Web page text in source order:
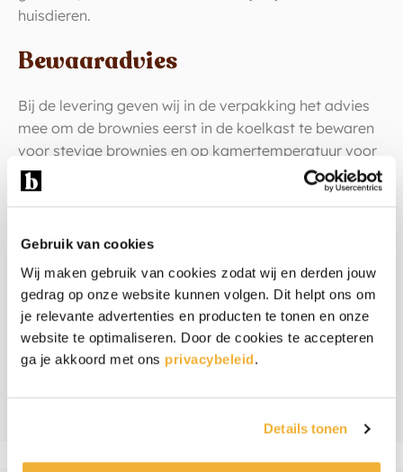
Gebruik van cookies
Wij maken gebruik van cookies zodat wij en derden jouw
gedrag op onze website kunnen volgen. Dit helpt ons om
je relevante advertenties en producten te tonen en onze
website te optimaliseren. Door de cookies te accepteren
ga je akkoord met ons privacybeleid.
Details tonen
huisdieren.
Bewaaradvies
Bij de levering geven wij in de verpakking het advies
mee om de brownies eerst in de koelkast te bewaren
voor stevige brownies en op kamertemperatuur voor
zachte brownies.
Warm weer
de brownies door de hoge temperatuur wat zacht
worden. Door ze even in de koelkast te zetten worden
ze weer stevig.